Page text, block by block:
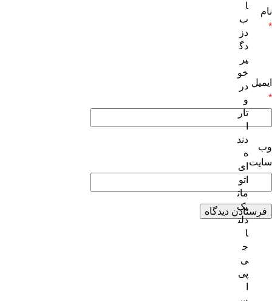
نام
*
ایمیل
*
وب‌
سایت
ا
ب
دز
دگ
یر
خو
در
و
تار
ا
دند
ه
ای
اتو
مات
یک
دلت
ا
ج
ی
پی